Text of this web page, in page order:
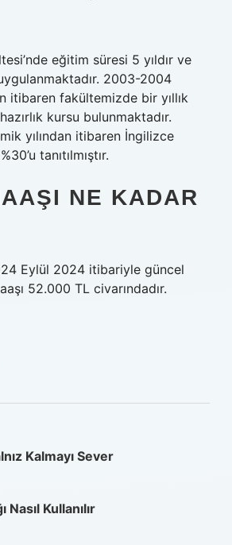
eğitim süresi 5 yıldır ve
2003-2004
itibaren fakültemizde bir yıllık
kursu bulunmaktadır.
yılından itibaren İngilizce
tanıtılmıştır.
NE KADAR
Eylül 2024 itibariyle güncel
52.000 TL civarındadır.
Kalmayı Sever
Nasıl Kullanılır